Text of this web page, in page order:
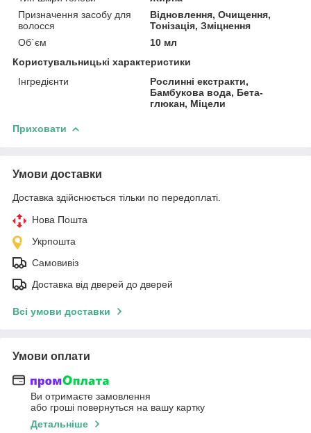
Призначення засобу для
волосся
Відновлення, Очищення,
Тонізація, Зміцнення
Об`єм
10 мл
Користувальницькі характеристики
Інгредієнти
Рослинні екстракти,
Бамбукова вода, Бета-
глюкан, Міцели
Приховати
Умови доставки
Доставка здійснюється тільки по передоплаті.
Нова Пошта
Укрпошта
Самовивіз
Доставка від дверей до дверей
Всі умови доставки
Умови оплати
Ви отримаєте замовлення
або гроші повернуться на вашу картку
Детальніше